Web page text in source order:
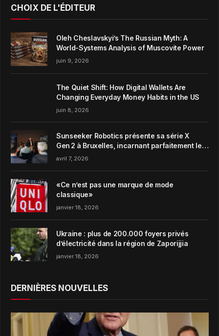
CHOIX DE L'ÉDITEUR
Oleh Cheslavskyi’s The Russian Myth: A
World-Systems Analysis of Muscovite Power
juin 9, 2026
The Quiet Shift: How Digital Wallets Are
Changing Everyday Money Habits in the US
juin 8, 2026
Sunseeker Robotics présente sa série X
Gen 2 à Bruxelles, incarnant parfaitement le
concept de Garden Harmony de la marque
avril 7, 2026
«Ce n’est pas une marque de mode
classique»
janvier 18, 2026
Ukraine : plus de 200.000 foyers privés
d’électricité dans la région de Zaporijjia
janvier 18, 2026
DERNIÈRES NOUVELLES